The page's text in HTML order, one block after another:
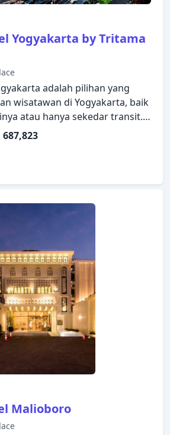
Yogyakarta by Tritama
adalah pilihan yang
wisatawan di Yogyakarta, baik
atau hanya sekedar transit.
yang lengkap, tamu akan
menginap di properti yang
siap melayani akan menyambut
di Cavinton Hotel Yogyakarta.
segala fasilitas yang
bermalam dengan nyaman.
terdapat televisi layar datar,
dan nikmatilah pusat
renang luar ruangan, spa, pijat,
Dengan layanan handal dan
Hotel Yogyakarta
Anda.
687,823
Malioboro